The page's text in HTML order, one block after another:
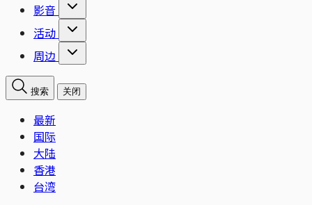
影音
活动
周边
搜索 关闭
最新
国际
大陆
香港
台湾